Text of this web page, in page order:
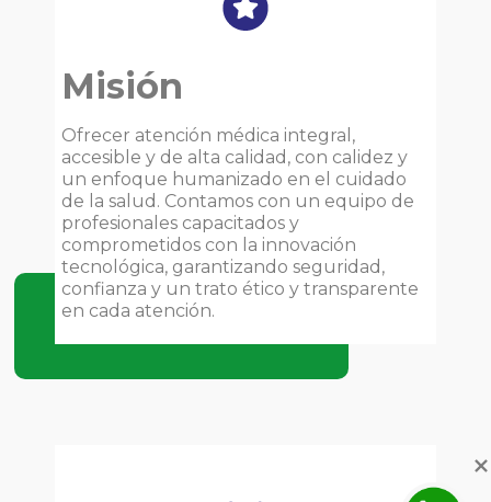
Misión
Ofrecer atención médica integral,
accesible y de alta calidad, con calidez y
un enfoque humanizado en el cuidado
de la salud. Contamos con un equipo de
profesionales capacitados y
comprometidos con la innovación
tecnológica, garantizando seguridad,
confianza y un trato ético y transparente
en cada atención.